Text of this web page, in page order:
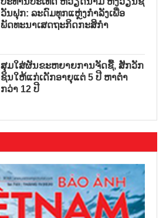
ວັນຟຸກ: ລະດົມທຸກແຫຼ່ງກຳລັງເພື່ອ
ພັດທະນາເສດຖະກິດກະສິກຳ
ສຸມໃສ່ຜັນຂະຫຍາຍການຈັດຊື້, ສັກວັກ
ຊິນໃຫ້ແກ່ເດັກອາຍຸແຕ່ 5 ປີ ຫາຕ່ຳ
ກວ່າ 12 ປີ